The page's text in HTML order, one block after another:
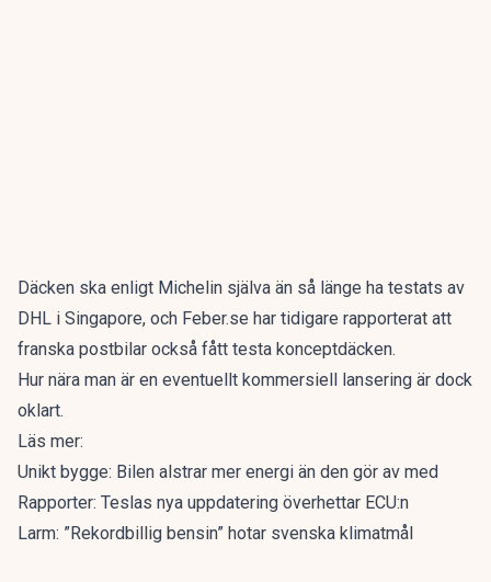
Däcken ska enligt Michelin själva än så länge ha testats av
DHL i Singapore, och Feber.se har tidigare rapporterat att
franska postbilar också fått testa konceptdäcken.
Hur nära man är en eventuellt kommersiell lansering är dock
oklart.
Läs mer:
Unikt bygge: Bilen alstrar mer energi än den gör av med
Rapporter: Teslas nya uppdatering överhettar ECU:n
Larm: ”Rekordbillig bensin” hotar svenska klimatmål